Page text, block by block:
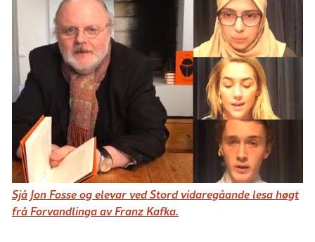
Sjå Jon Fosse og elevar ved Stord vidaregåande lesa høgt
frå Forvandlinga av Franz Kafka.